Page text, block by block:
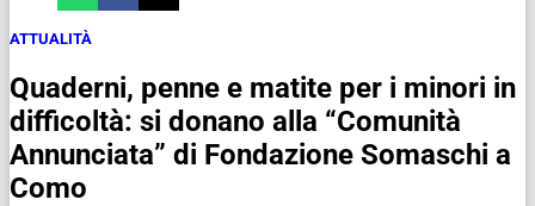
ATTUALITÀ
Quaderni, penne e matite per i minori in
difficoltà: si donano alla “Comunità
Annunciata” di Fondazione Somaschi a
Como